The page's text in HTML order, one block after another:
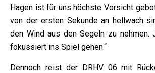
Hagen ist für uns höchste Vorsicht
von der ersten Sekunde an hellwach
den Wind aus den Segeln zu
fokussiert ins Spiel gehen.“
Dennoch reist der DRHV 06 mit